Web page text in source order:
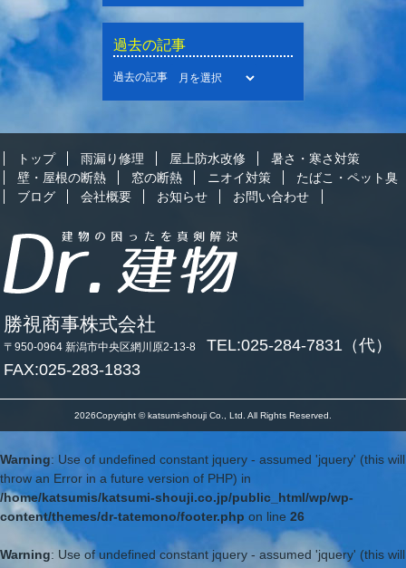
過去の記事
過去の記事
トップ 雨漏り修理 屋上防水改修
暑さ・寒さ対策
壁・屋根の断熱
窓の断熱 ニオイ対策
たばこ・ペット臭
ブログ
会社概要 お知らせ お問い合わせ
勝視商事株式会社
〒950-0964 新潟市中央区網川原2-13-8 TEL:025-284-7831（代）
FAX:025-283-1833
2026Copyright © katsumi-shouji Co., Ltd. All Rights Reserved.
Warning: Use of undefined constant jquery - assumed 'jquery' (this will
throw an Error in a future version of PHP) in
/home/katsumis/katsumi-shouji.co.jp/public_html/wp/wp-
content/themes/dr-tatemono/footer.php on line 26
Warning: Use of undefined constant jquery - assumed 'jquery' (this will